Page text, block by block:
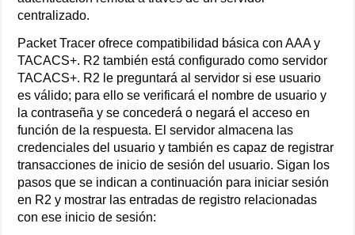
centralizado.
Packet Tracer ofrece compatibilidad básica con AAA y
TACACS+. R2 también está configurado como servidor
TACACS+. R2 le preguntará al servidor si ese usuario
es válido; para ello se verificará el nombre de usuario y
la contraseña y se concederá o negará el acceso en
función de la respuesta. El servidor almacena las
credenciales del usuario y también es capaz de registrar
transacciones de inicio de sesión del usuario. Sigan los
pasos que se indican a continuación para iniciar sesión
en R2 y mostrar las entradas de registro relacionadas
con ese inicio de sesión: